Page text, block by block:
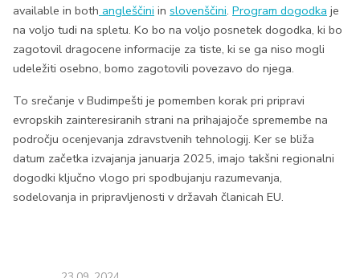
available in both angleščini in slovenščini. Program dogodka je
na voljo tudi na spletu. Ko bo na voljo posnetek dogodka, ki bo
zagotovil dragocene informacije za tiste, ki se ga niso mogli
udeležiti osebno, bomo zagotovili povezavo do njega.
To srečanje v Budimpešti je pomemben korak pri pripravi
evropskih zainteresiranih strani na prihajajoče spremembe na
področju ocenjevanja zdravstvenih tehnologij. Ker se bliža
datum začetka izvajanja januarja 2025, imajo takšni regionalni
dogodki ključno vlogo pri spodbujanju razumevanja,
sodelovanja in pripravljenosti v državah članicah EU.